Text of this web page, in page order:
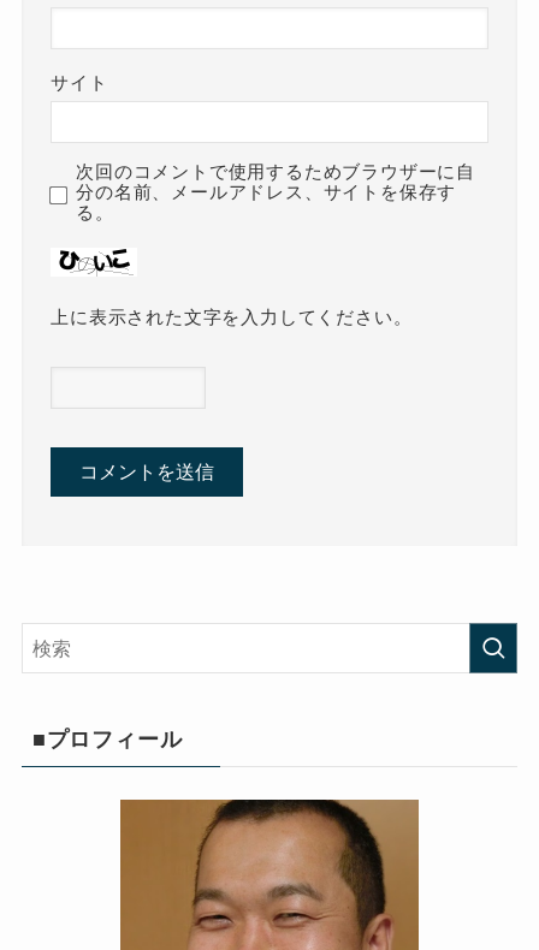
サイト
次回のコメントで使用するためブラウザーに自
分の名前、メールアドレス、サイトを保存す
る。
上に表示された文字を入力してください。
■プロフィール